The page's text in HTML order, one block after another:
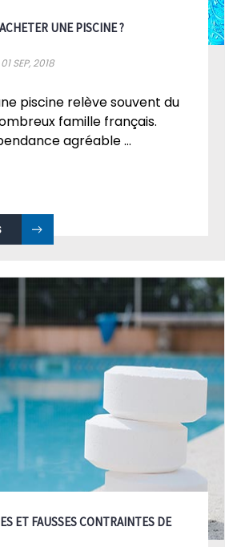
UNE PISCINE ?
SEP, 2018
piscine relève souvent du
famille français.
agréable ...
ET FAUSSES CONTRAINTES DE